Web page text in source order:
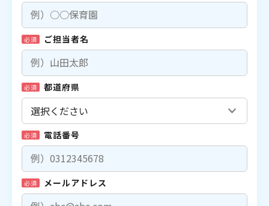
必須 ご担当者名
必須 都道府県
必須 電話番号
必須 メールアドレス